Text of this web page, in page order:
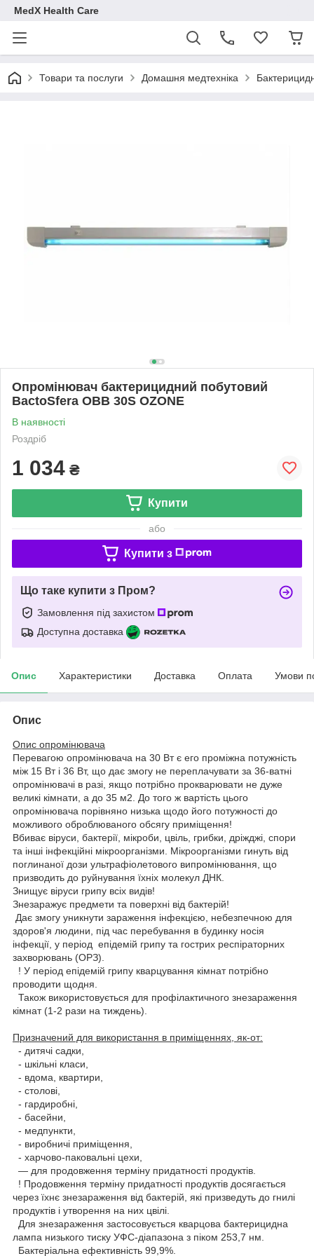
MedX Health Care
Товари та послуги Домашня медтехніка
Опромінювач бактерицидний побутовий
BactoSfera OBB 30S OZONE
В наявності
Роздріб
1 034 ₴
Купити
або
Купити з
Що таке купити з Пром?
Замовлення під захистом
Доступна доставка
Опис Характеристики Доставка Оплата Умови
Опис
Опис опромінювача
Перевагою опромінювача на 30 Вт є его проміжна потужність
між 15 Вт і 36 Вт, що дає змогу не переплачувати за 36-ватні
опромінювачі в разі, якщо потрібно прокварювати не дуже
великі кімнати, а до 35 м2. До того ж вартість цього
опромінювача порівняно низька щодо його потужності до
можливого оброблюваного обсягу приміщення!
Вбиває віруси, бактерії, мікроби, цвіль, грибки, дріжджі, спори
та інші інфекційні мікроорганізми. Мікроорганізми гинуть від
поглинаної дози ультрафіолетового випромінювання, що
призводить до руйнування їхніх молекул ДНК.
Знищує віруси грипу всіх видів!
Знезаражує предмети та поверхні від бактерій!
Дає змогу уникнути зараження інфекцією, небезпечною для
здоров'я людини, під час перебування в будинку носія
інфекції, у період епідемій грипу та гострих респіраторних
захворювань (ОРЗ).
! У період епідемій грипу кварцування кімнат потрібно
проводити щодня.
Також використовується для профілактичного знезараження
кімнат (1-2 рази на тиждень).
Призначений для використання в приміщеннях, як-от:
- дитячі садки,
- шкільні класи,
- вдома, квартири,
- столові,
- гардиробні,
- басейни,
- медпункти,
- виробничі приміщення,
- харчово-паковальні цехи,
— для продовження терміну придатності продуктів.
! Продовження терміну придатності продуктів досягається
через їхнє знезараження від бактерій, які призведуть до гнилі
продуктів і утворення на них цвілі.
Для знезараження застосовується кварцова бактерицидна
лампа низького тиску УФС-діапазона з піком 253,7 нм.
Бактеріальна ефективність 99,9%.